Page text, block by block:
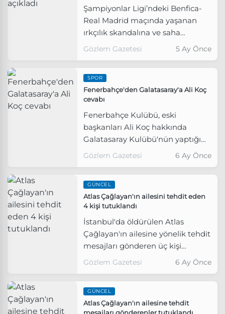
Şampiyonlar Ligi’ndeki Benfica-
Real Madrid maçında yaşanan
ırkçılık skandalına ve saha
içindeki kışkırtmalara karşı tepki
Gözlem Gazetesi 5 Ay Önce
SPOR
Fenerbahçe'den Galatasaray'a Ali Koç
cevabı
Fenerbahçe Kulübü, eski
başkanları Ali Koç hakkında
Galatasaray Kulübü'nün yaptığı
açıklamaya yanıt verdi.
Gözlem Gazetesi 6 Ay Önce
GÜNCEL
Atlas Çağlayan'ın ailesini tehdit eden
4 kişi tutuklandı
İstanbul'da öldürülen Atlas
Çağlayan'ın ailesine yönelik tehdit
mesajları gönderen üç kişi
tutuklanırken, üç şüpheli de
Gözlem Gazetesi 6 Ay Önce
GÜNCEL
Atlas Çağlayan'ın ailesine tehdit